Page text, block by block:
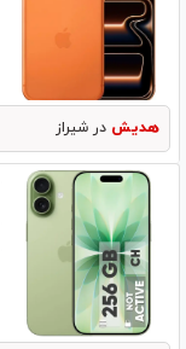
هدیش در شیراز